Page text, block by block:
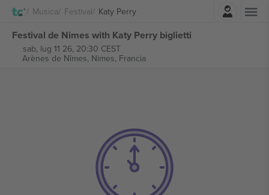
Musica Festival Katy Perry
Festival de Nimes with Katy Perry biglietti
sab, lug 11 26, 20:30 CEST
Arènes de Nîmes, Nimes, Francia